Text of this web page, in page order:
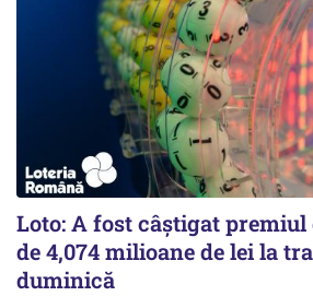
Loto: A fost câștigat premiul
de 4,074 milioane de lei la
duminică